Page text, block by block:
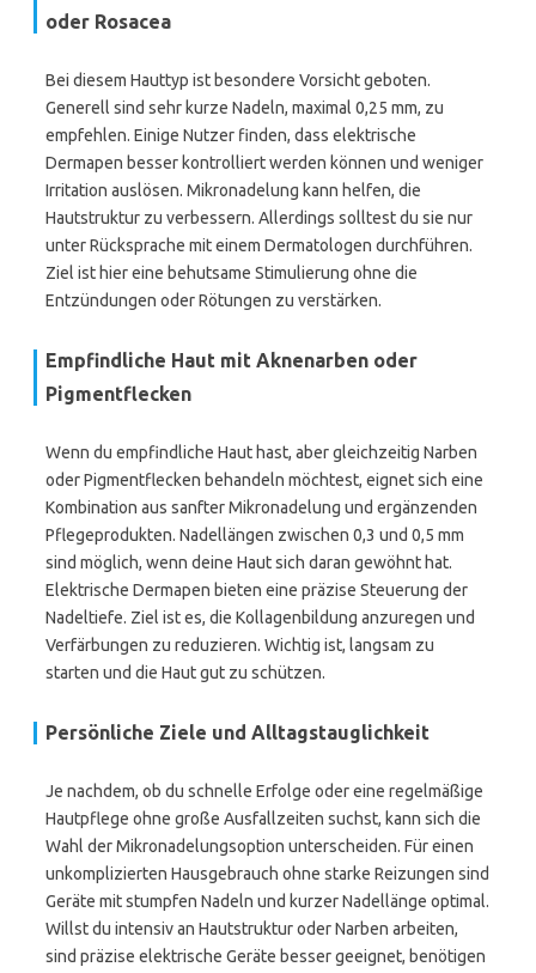
oder Rosacea
Bei diesem Hauttyp ist besondere Vorsicht geboten.
Generell sind sehr kurze Nadeln, maximal 0,25 mm, zu
empfehlen. Einige Nutzer finden, dass elektrische
Dermapen besser kontrolliert werden können und weniger
Irritation auslösen. Mikronadelung kann helfen, die
Hautstruktur zu verbessern. Allerdings solltest du sie nur
unter Rücksprache mit einem Dermatologen durchführen.
Ziel ist hier eine behutsame Stimulierung ohne die
Entzündungen oder Rötungen zu verstärken.
Empfindliche Haut mit Aknenarben oder
Pigmentflecken
Wenn du empfindliche Haut hast, aber gleichzeitig Narben
oder Pigmentflecken behandeln möchtest, eignet sich eine
Kombination aus sanfter Mikronadelung und ergänzenden
Pflegeprodukten. Nadellängen zwischen 0,3 und 0,5 mm
sind möglich, wenn deine Haut sich daran gewöhnt hat.
Elektrische Dermapen bieten eine präzise Steuerung der
Nadeltiefe. Ziel ist es, die Kollagenbildung anzuregen und
Verfärbungen zu reduzieren. Wichtig ist, langsam zu
starten und die Haut gut zu schützen.
Persönliche Ziele und Alltagstauglichkeit
Je nachdem, ob du schnelle Erfolge oder eine regelmäßige
Hautpflege ohne große Ausfallzeiten suchst, kann sich die
Wahl der Mikronadelungsoption unterscheiden. Für einen
unkomplizierten Hausgebrauch ohne starke Reizungen sind
Geräte mit stumpfen Nadeln und kurzer Nadellänge optimal.
Willst du intensiv an Hautstruktur oder Narben arbeiten,
sind präzise elektrische Geräte besser geeignet, benötigen